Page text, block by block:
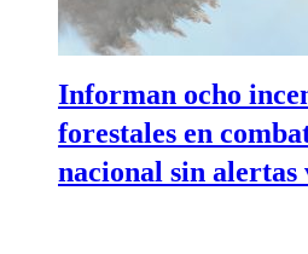
Informan ocho
forestales en
nacional sin alertas